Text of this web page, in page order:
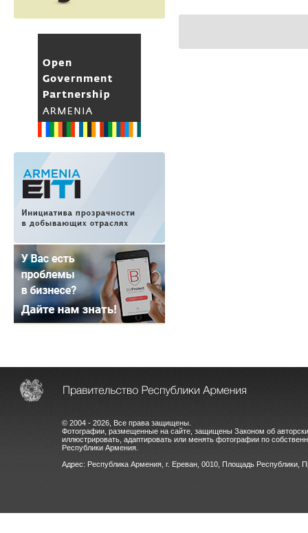
© 2004 - 2026, Все права защищены.
Фотографии, размещенные на сайте, защищены Законом об
иллюстрировать, адаптировать или менять фотографии по
Республики Армения.
Адрес: Республика Армения, г. Ереван, 0010, Площадь Республики,